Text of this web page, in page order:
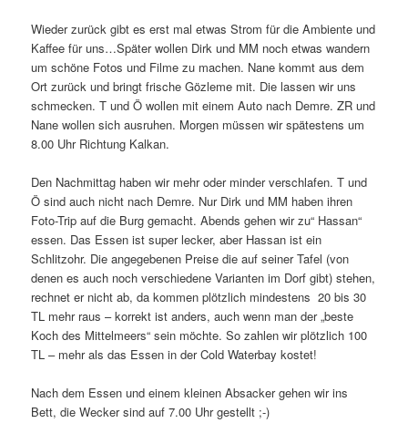
Wieder zurück gibt es erst mal etwas Strom für die Ambiente und
Kaffee für uns…Später wollen Dirk und MM noch etwas wandern
um schöne Fotos und Filme zu machen. Nane kommt aus dem
Ort zurück und bringt frische Gözleme mit. Die lassen wir uns
schmecken. T und Ö wollen mit einem Auto nach Demre. ZR und
Nane wollen sich ausruhen. Morgen müssen wir spätestens um
8.00 Uhr Richtung Kalkan.
Den Nachmittag haben wir mehr oder minder verschlafen. T und
Ö sind auch nicht nach Demre. Nur Dirk und MM haben ihren
Foto-Trip auf die Burg gemacht. Abends gehen wir zu“ Hassan“
essen. Das Essen ist super lecker, aber Hassan ist ein
Schlitzohr. Die angegebenen Preise die auf seiner Tafel (von
denen es auch noch verschiedene Varianten im Dorf gibt) stehen,
rechnet er nicht ab, da kommen plötzlich mindestens 20 bis 30
TL mehr raus – korrekt ist anders, auch wenn man der „beste
Koch des Mittelmeers“ sein möchte. So zahlen wir plötzlich 100
TL – mehr als das Essen in der Cold Waterbay kostet!
Nach dem Essen und einem kleinen Absacker gehen wir ins
Bett, die Wecker sind auf 7.00 Uhr gestellt ;-)